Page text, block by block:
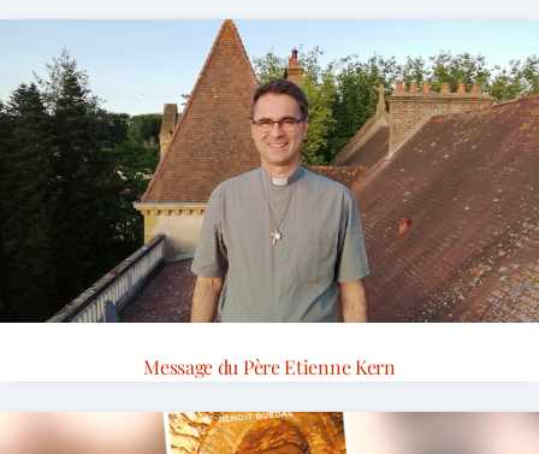
Message du Père Etienne Kern